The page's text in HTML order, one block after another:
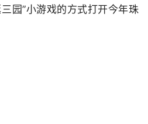
园”小游戏的方式打开今年珠